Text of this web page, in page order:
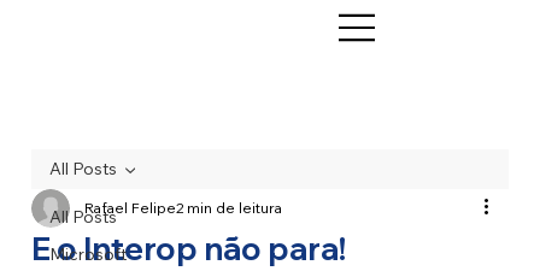
All Posts
Microsoft
All Posts
E o Interop não para!
Rafael Felipe2 min de leitura